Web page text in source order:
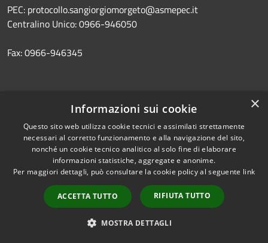
PEC: protocollo.sangiorgiomorgeto@asmepec.it
Centralino Unico: 0966-946050
Fax: 0966-946345
Prenotazione appuntamento
Segnalazione disservizio
Leggi le FAQ
Richiesta assistenza
Amministrazione trasparente
×
Informazioni sui cookie
Questo sito web utilizza cookie tecnici e assimilati strettamente
necessari al corretto funzionamento e alla navigazione del sito,
nonché un cookie tecnico analitico al solo fine di elaborare
informazioni statistiche, aggregate e anonime.
Per maggiori dettagli, può consultare la cookie policy al seguente link
ACCETTA TUTTO RIFIUTA TUTTO
MOSTRA DETTAGLI